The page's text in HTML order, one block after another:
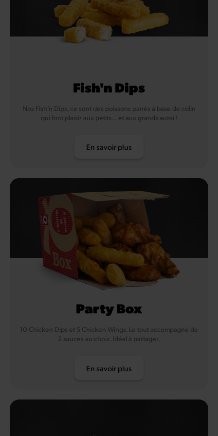
Fish'n Dips
Nos Fish’n Dips, ce sont des poissons panés à base de colin
qui font plaisir aux petits… et aux grands aussi !
En savoir plus
Party Box
10 Chicken Dips et 5 Chicken Wings. Le tout accompagné de
2 sauces au choix. Idéal à partager.
En savoir plus